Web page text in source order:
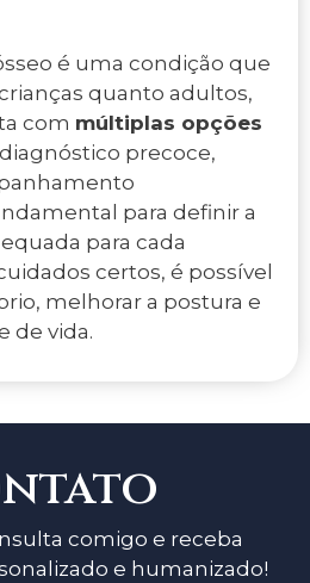
é uma condição que
quanto adultos,
com múltiplas opções
diagnóstico precoce,
para definir a
para cada
certos, é possível
melhorar a postura e
de vida.
comigo e receba
e humanizado!